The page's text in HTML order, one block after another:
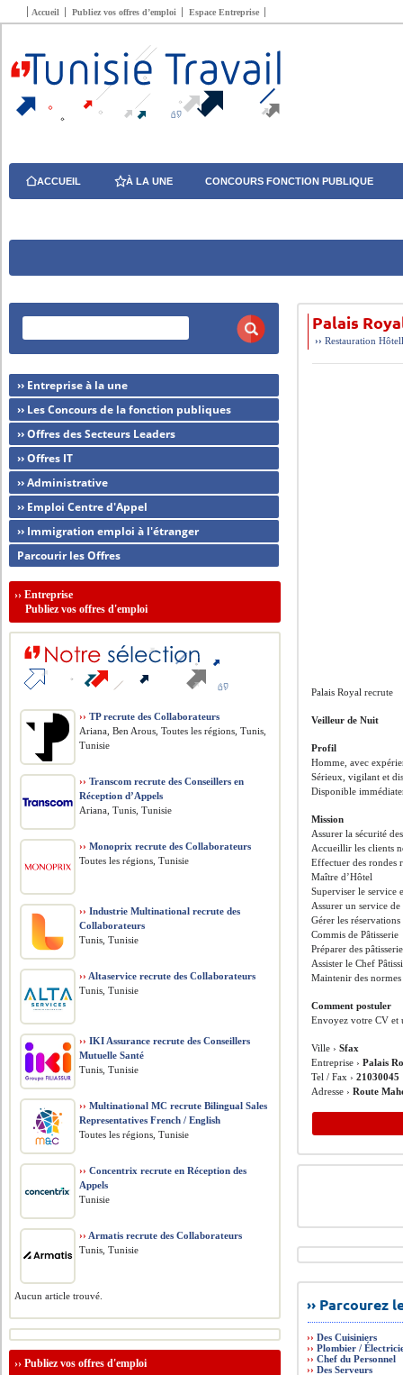
Accueil Publiez vos offres d’emploi Espace Entreprise
ACCUEIL À LA UNE CONCOURS FONCTION PUBLIQUE
Palais
››Restauration
Palais Royal recrute
Veilleur de Nuit
Profil
Homme, avec
Sérieux, vigilant et
Disponible
Mission
Assurer la sécurité
Accueillir les clients
Effectuer des rondes
Maître d’Hôtel
Superviser le service
Assurer un service
Gérer les
Commis de Pâtisserie
Préparer des
Assister le Chef
Maintenir des
Comment postuler
Envoyez votre CV et
Ville ›Sfax
Entreprise ›Palais
Tel / Fax ›21030045
Adresse ›Route
››
››Des Cuisiniers
››Plombier /
››Chef du Personnel
››Des Serveurs
›› Entreprise à la une
›› Les Concours de la fonction publiques
›› Offres des Secteurs Leaders
›› Offres IT
›› Administrative
›› Emploi Centre d'Appel
›› Immigration emploi à l'étranger
Parcourir les Offres
››Entreprise
Publiez vos offres d'emploi
›› TP recrute des Collaborateurs
Ariana, Ben Arous, Toutes les régions, Tunis,
Tunisie
›› Transcom recrute des Conseillers en
Réception d’Appels
Ariana, Tunis, Tunisie
›› Monoprix recrute des Collaborateurs
Toutes les régions, Tunisie
›› Industrie Multinational recrute des
Collaborateurs
Tunis, Tunisie
›› Altaservice recrute des Collaborateurs
Tunis, Tunisie
›› IKI Assurance recrute des Conseillers
Mutuelle Santé
Tunis, Tunisie
›› Multinational MC recrute Bilingual Sales
Representatives French / English
Toutes les régions, Tunisie
›› Concentrix recrute en Réception des
Appels
Tunisie
›› Armatis recrute des Collaborateurs
Tunis, Tunisie
Aucun article trouvé.
››Publiez vos offres d'emploi